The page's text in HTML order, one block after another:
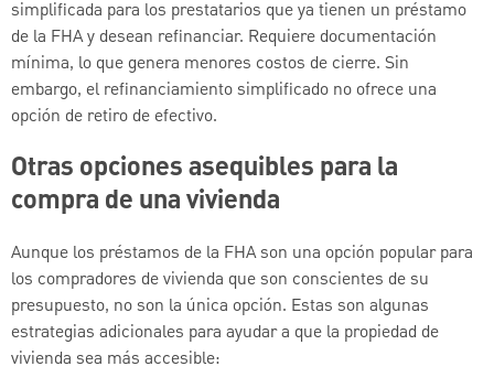
simplificada para los prestatarios que ya tienen un préstamo
de la FHA y desean refinanciar. Requiere documentación
mínima, lo que genera menores costos de cierre. Sin
embargo, el refinanciamiento simplificado no ofrece una
opción de retiro de efectivo.
Otras opciones asequibles para la
compra de una vivienda
Aunque los préstamos de la FHA son una opción popular para
los compradores de vivienda que son conscientes de su
presupuesto, no son la única opción. Estas son algunas
estrategias adicionales para ayudar a que la propiedad de
vivienda sea más accesible: